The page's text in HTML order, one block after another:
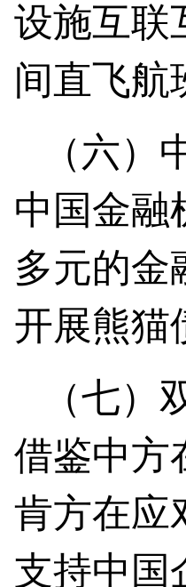
设施互联
间直飞航
（六）
中国金融
多元的金
开展熊猫
（七
借鉴中方
肯方在应
支持中国